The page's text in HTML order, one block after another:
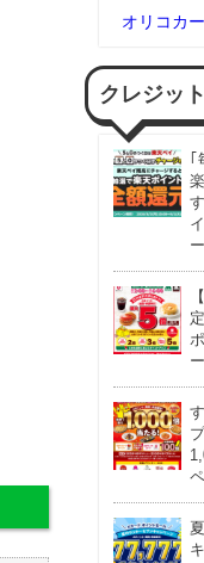
オリコカ
クレジッ